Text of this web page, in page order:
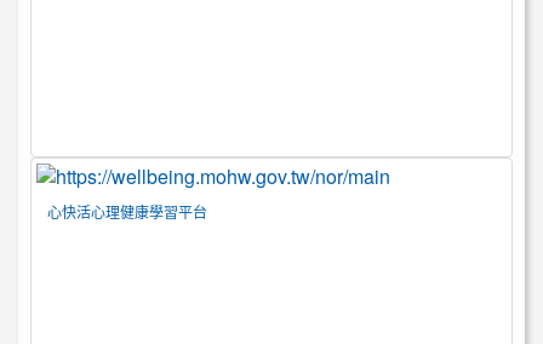
心快活心理健康學習平台